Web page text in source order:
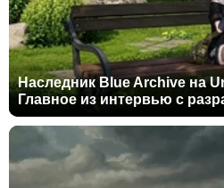
Наследник Blue Archive на
Главное из интервью с